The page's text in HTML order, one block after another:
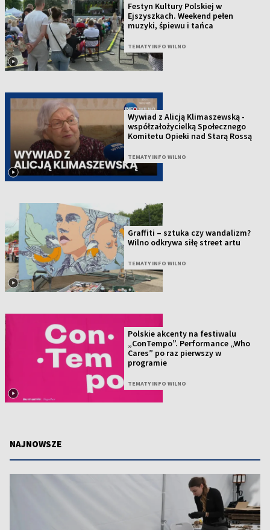
Festyn Kultury Polskiej w
Ejszyszkach. Weekend pełen
muzyki, śpiewu i tańca
TEMATY INFO WILNO
Wywiad z Alicją Klimaszewską -
współzałożycielką Społecznego
Komitetu Opieki nad Starą Rossą
TEMATY INFO WILNO
Graffiti – sztuka czy wandalizm?
Wilno odkrywa siłę street artu
TEMATY INFO WILNO
Polskie akcenty na festiwalu
„ConTempo”. Performance „Who
Cares” po raz pierwszy w
programie
TEMATY INFO WILNO
NAJNOWSZE